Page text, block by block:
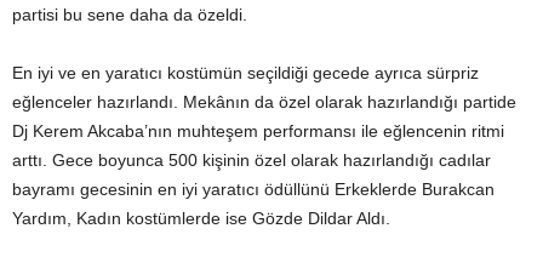
partisi bu sene daha da özeldi.
En iyi ve en yaratıcı kostümün seçildiği gecede ayrıca sürpriz
eğlenceler hazırlandı. Mekânın da özel olarak hazırlandığı partide
Dj Kerem Akcaba’nın muhteşem performansı ile eğlencenin ritmi
arttı. Gece boyunca 500 kişinin özel olarak hazırlandığı cadılar
bayramı gecesinin en iyi yaratıcı ödüllünü Erkeklerde Burakcan
Yardım, Kadın kostümlerde ise Gözde Dildar Aldı.